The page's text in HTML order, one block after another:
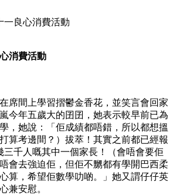
一良心消費活動
消費活動
席間上學習摺鬱金香花，並笑言會回家
今年五歲大的囝囝，她表示較早前已為
，她說：「佢成績都唔錯，所以都想搵
算考邊間？）拔萃！其實之前都已經報
三千人嘅其中一個家長！（會唔會要佢
會去強迫佢，但佢不嬲都有學開巴西柔
算，希望佢數學叻啲。」她又謂仔仔英
兼安慰。